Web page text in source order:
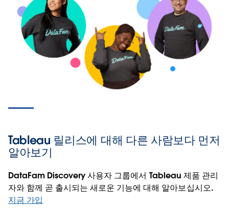
Tableau 릴리스에 대해 다른 사람보다 먼저
알아보기
DataFam Discovery 사용자 그룹에서 Tableau 제품 관리
자와 함께 곧 출시되는 새로운 기능에 대해 알아보십시오.
지금 가입